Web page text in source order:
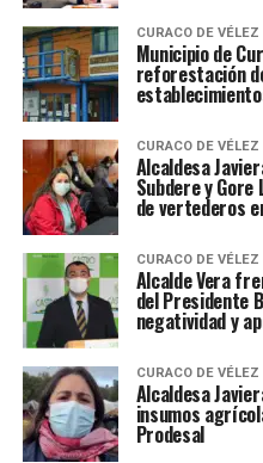
CURACO DE VÉLEZ
Municipio de
reforestación
CURACO DE VÉLEZ
Alcaldesa
Subdere y
de vertederos
CURACO DE VÉLEZ
Alcalde Vera
del Presidente
negatividad y
CURACO DE VÉLEZ
Alcaldesa
insumos
Prodesal